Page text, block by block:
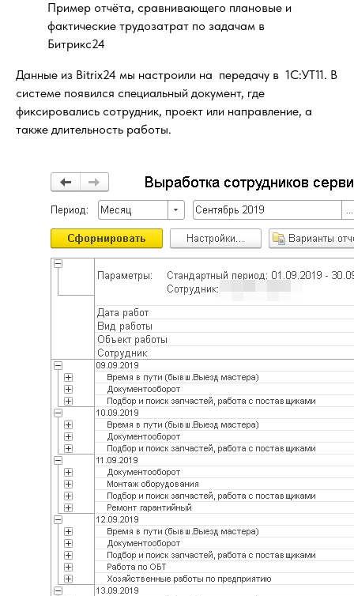
Пример отчёта, сравнивающего плановые и
фактические трудозатрат по задачам в
Битрикс24
Данные из Bitrix24 мы настроили на передачу в 1С:УТ11. В
системе появился специальный документ, где
фиксировались сотрудник, проект или направление, а
также длительность работы.